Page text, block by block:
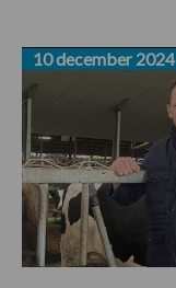
10 december 2024